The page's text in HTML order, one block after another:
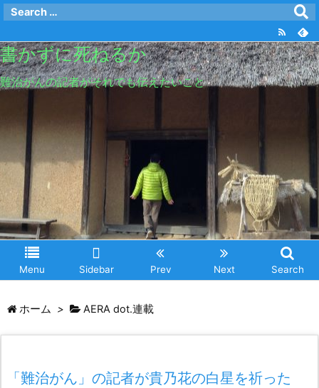
書かずに死ねるか
難治がんの記者がそれでも伝えたいこと
Menu Sidebar Prev Next Search
ホーム > AERA dot.連載
「難治がん」の記者が貴乃花の白星を祈った